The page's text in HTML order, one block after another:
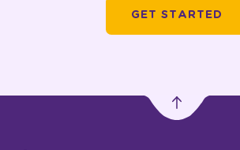
GET STARTED